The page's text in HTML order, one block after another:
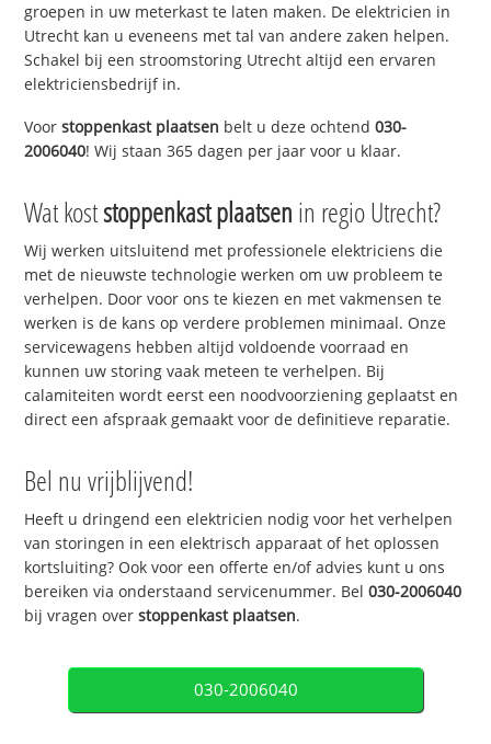
groepen in uw meterkast te laten maken. De elektricien in
Utrecht kan u eveneens met tal van andere zaken helpen.
Schakel bij een stroomstoring Utrecht altijd een ervaren
elektriciensbedrijf in.
Voorstoppenkast plaatsen belt u deze ochtend030-
2006040! Wij staan 365 dagen per jaar voor u klaar.
Wat koststoppenkast plaatsen in regio Utrecht?
Wij werken uitsluitend met professionele elektriciens die
met de nieuwste technologie werken om uw probleem te
verhelpen. Door voor ons te kiezen en met vakmensen te
werken is de kans op verdere problemen minimaal. Onze
servicewagens hebben altijd voldoende voorraad en
kunnen uw storing vaak meteen te verhelpen. Bij
calamiteiten wordt eerst een noodvoorziening geplaatst en
direct een afspraak gemaakt voor de definitieve reparatie.
Bel nu vrijblijvend!
Heeft u dringend een elektricien nodig voor het verhelpen
van storingen in een elektrisch apparaat of het oplossen
kortsluiting? Ook voor een offerte en/of advies kunt u ons
bereiken via onderstaand servicenummer. Bel030-2006040
bij vragen overstoppenkast plaatsen.
030-2006040